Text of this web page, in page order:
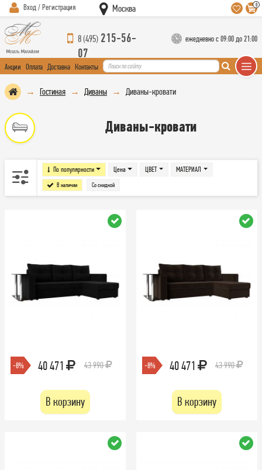
Вход / Регистрация Москва 0
8 (495) 215-56-
07
ежедневно с 09:00 до 21:00
Акции Оплата Доставка Контакты
Гостиная Диваны Диваны-кровати
Диваны-кровати
По популярности Цена
В наличии Со скидкой
ЦВЕТ МАТЕРИАЛ
-8% 40 471 43 990
В корзину
-8% 40 471 43 990
В корзину